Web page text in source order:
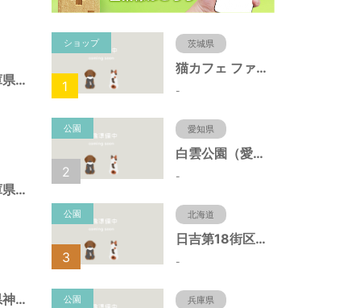
須磨海浜公園（兵庫県神戸市）
北野町東公園（兵庫県神戸市）
北野町広場（兵庫県神戸市）
ショップ 茨城県
猫カフェ ファミリーズ
-
1
公園 愛知県
白雲公園（愛知県名古屋市）
-
2
公園 北海道
日吉第18街区公園（北海道函館市）
-
3
公園 兵庫県